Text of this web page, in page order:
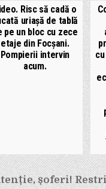
Risc să cadă o
uriașă de tablă
pe un bloc cu zece
etaje din Focșani.
Pompierii intervin
acum.
șoferi!